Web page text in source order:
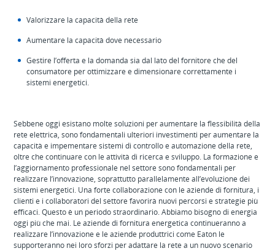
Valorizzare la capacità della rete
Aumentare la capacità dove necessario
Gestire l’offerta e la domanda sia dal lato del fornitore che del
consumatore per ottimizzare e dimensionare correttamente i
sistemi energetici.
Sebbene oggi esistano molte soluzioni per aumentare la flessibilità della
rete elettrica, sono fondamentali ulteriori investimenti per aumentare la
capacità e impementare sistemi di controllo e automazione della rete,
oltre che continuare con le attività di ricerca e sviluppo. La formazione e
l’aggiornamento professionale nel settore sono fondamentali per
realizzare l’innovazione, soprattutto parallelamente all’evoluzione dei
sistemi energetici. Una forte collaborazione con le aziende di fornitura, i
clienti e i collaboratori del settore favorirà nuovi percorsi e strategie più
efficaci. Questo è un periodo straordinario. Abbiamo bisogno di energia
oggi più che mai. Le aziende di fornitura energetica continueranno a
realizzare l’innovazione e le aziende produttrici come Eaton le
supporteranno nei loro sforzi per adattare la rete a un nuovo scenario